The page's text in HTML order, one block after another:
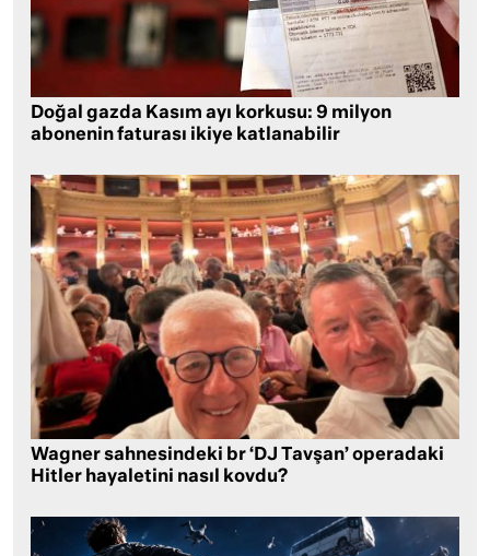
Doğal gazda Kasım ayı korkusu: 9 milyon
abonenin faturası ikiye katlanabilir
Wagner sahnesindeki br ‘DJ Tavşan’ operadaki
Hitler hayaletini nasıl kovdu?